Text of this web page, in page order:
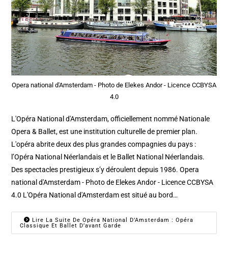
Opera national d'Amsterdam - Photo de Elekes Andor - Licence CCBYSA
4.0
L'Opéra National d'Amsterdam, officiellement nommé Nationale
Opera & Ballet, est une institution culturelle de premier plan.
L'opéra abrite deux des plus grandes compagnies du pays :
l’Opéra National Néerlandais et le Ballet National Néerlandais.
Des spectacles prestigieux s’y déroulent depuis 1986. Opera
national d'Amsterdam - Photo de Elekes Andor - Licence CCBYSA
4.0 L'Opéra National d'Amsterdam est situé au bord…
Lire La Suite De Opéra National D’Amsterdam : Opéra
Classique Et Ballet D’avant Garde